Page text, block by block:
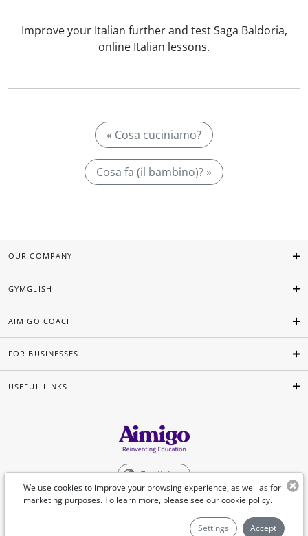
Improve your Italian further and test Saga Baldoria,
online Italian lessons.
« Cosa cuciniamo?
Cosa fa (il bambino)? »
We use cookies to improve your browsing experience, as well as for
marketing purposes. To learn more, please see ourcookie policy.
Settings Accept
OUR COMPANY
GYMGLISH
AIMIGO COACH
FOR BUSINESSES
USEFUL LINKS
English
©Aimigo 2026